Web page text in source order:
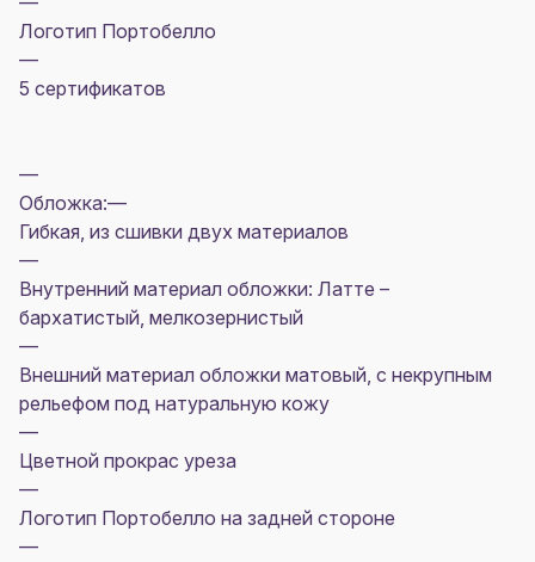
Логотип Портобелло
—
5 сертификатов
—
Обложка:—
Гибкая, из сшивки двух материалов
—
Внутренний материал обложки: Латте –
бархатистый, мелкозернистый
—
Внешний материал обложки матовый, с некрупным
рельефом под натуральную кожу
—
Цветной прокрас уреза
—
Логотип Портобелло на задней стороне
—